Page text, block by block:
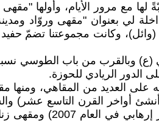
لها مع مرور الأيام،
لي بعنوان "مقهى وروّاد
الصديق علي الخرسان (وائل)، وكانت
(ع) وبالقرب من باب الطوسي
العديد من المقاهي، ومنها